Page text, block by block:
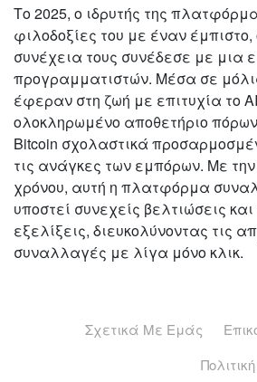
Το 2025, ο ιδρυτής της
φιλοδοξίες του με έναν έμπιστο,
συνέχεια τους συνέδεσε με μια
προγραμματιστών. Μέσα σε
έφεραν στη ζωή με επιτυχία το
ολοκληρωμένο αποθετήριο
Bitcoin σχολαστικά
τις ανάγκες των εμπόρων. Με
χρόνου, αυτή η πλατφόρμα
υποστεί συνεχείς βελτιώσεις
εξελίξεις, διευκολύνοντας τις
συναλλαγές με λίγα μόνο κλικ.
Σχετικά Με Εμάς